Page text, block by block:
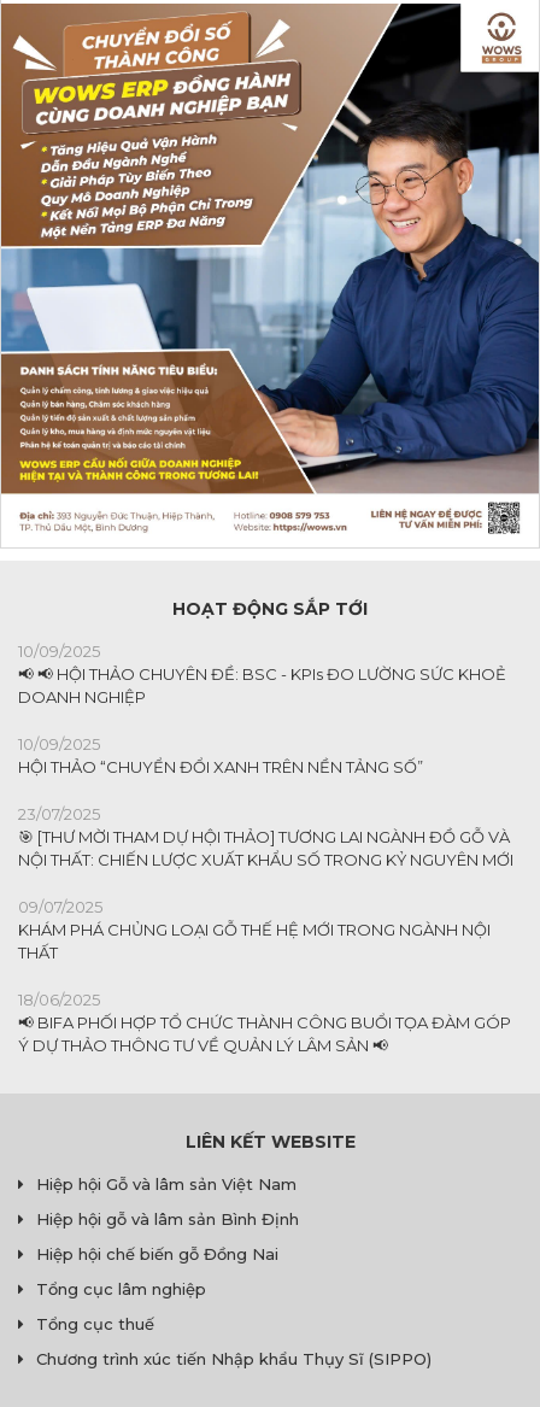
HOẠT ĐỘNG SẮP TỚI
10/09/2025
📢 📢 HỘI THẢO CHUYÊN ĐỀ: BSC - KPIs ĐO LƯỜNG SỨC KHOẺ
DOANH NGHIỆP
10/09/2025
HỘI THẢO “CHUYỂN ĐỔI XANH TRÊN NỀN TẢNG SỐ”
23/07/2025
🎯 [THƯ MỜI THAM DỰ HỘI THẢO] TƯƠNG LAI NGÀNH ĐỒ GỖ VÀ
NỘI THẤT: CHIẾN LƯỢC XUẤT KHẨU SỐ TRONG KỶ NGUYÊN MỚI
09/07/2025
KHÁM PHÁ CHỦNG LOẠI GỖ THẾ HỆ MỚI TRONG NGÀNH NỘI
THẤT
18/06/2025
📢 BIFA PHỐI HỢP TỔ CHỨC THÀNH CÔNG BUỔI TỌA ĐÀM GÓP
Ý DỰ THẢO THÔNG TƯ VỀ QUẢN LÝ LÂM SẢN 📢
LIÊN KẾT WEBSITE
Hiệp hội Gỗ và lâm sản Việt Nam
Hiệp hội gỗ và lâm sản Bình Định
Hiệp hội chế biến gỗ Đồng Nai
Tổng cục lâm nghiệp
Tổng cục thuế
Chương trình xúc tiến Nhập khẩu Thụy Sĩ (SIPPO)